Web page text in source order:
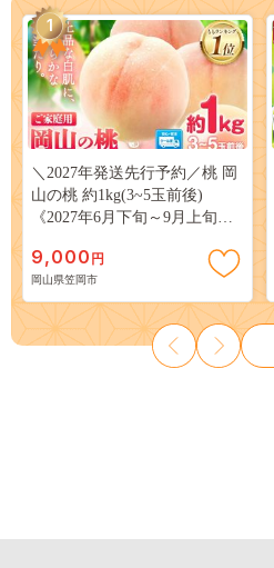
1
＼2027年発送先行予約／桃 岡
山の桃 約1kg(3~5玉前後)
《2027年6月下旬～9月上旬頃
岡山 はくとう スイーツ フル
ーツ 果物 デザート 旬 モモ も
も 先行予約 送料無料 果物 岡
山県 笠岡市 清水白桃 白鳳 白
麗 クール便---
kasaoka_zsy_419_100---
9,000 円
岡山県笠岡市